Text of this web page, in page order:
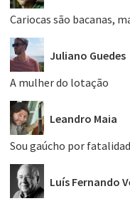
Cariocas são bacanas,
Juliano Guedes
A mulher do lotação
Leandro Maia
Sou gaúcho por
Luís Fernando